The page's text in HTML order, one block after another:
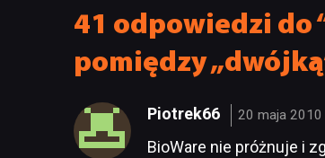
41 odpowiedzi do
pomiędzy
Piotrek66 20 maja 2010
BioWare nie próżnuje i